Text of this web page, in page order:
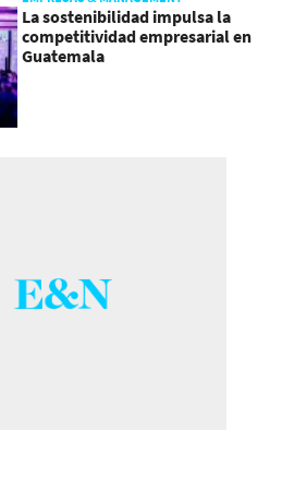
La sostenibilidad impulsa la
competitividad empresarial en
Guatemala